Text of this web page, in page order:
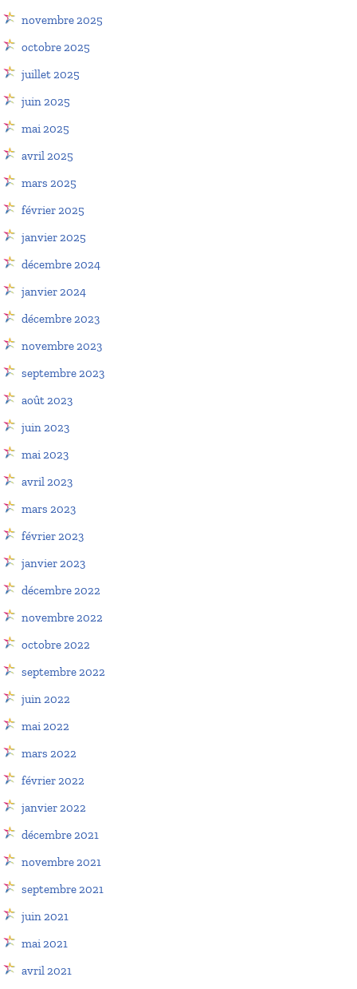
novembre 2025
octobre 2025
juillet 2025
juin 2025
mai 2025
avril 2025
mars 2025
février 2025
janvier 2025
décembre 2024
janvier 2024
décembre 2023
novembre 2023
septembre 2023
août 2023
juin 2023
mai 2023
avril 2023
mars 2023
février 2023
janvier 2023
décembre 2022
novembre 2022
octobre 2022
septembre 2022
juin 2022
mai 2022
mars 2022
février 2022
janvier 2022
décembre 2021
novembre 2021
septembre 2021
juin 2021
mai 2021
avril 2021